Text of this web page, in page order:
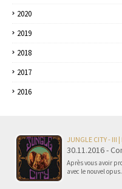
2020
2019
2018
2017
2016
JUNGLE CITY - III |
30.11.2016 -
Après vous avoir
avec le nouvel